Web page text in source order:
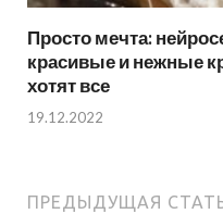
Просто мечта:
красивые и нежные
хотят все
19.12.2022
ПРЕДЫДУЩАЯ